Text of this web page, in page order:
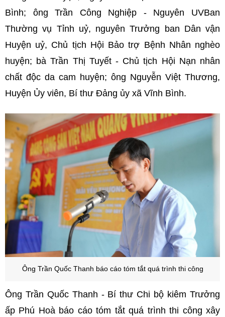
Bình; ông Trần Công Nghiệp - Nguyên UVBan
Thường vụ Tỉnh uỷ, nguyên Trưởng ban Dân vận
Huyện uỷ, Chủ tịch Hội Bảo trợ Bệnh Nhân nghèo
huyện; bà Trần Thị Tuyết - Chủ tịch Hội Nạn nhân
chất độc da cam huyện; ông Nguyễn Việt Thương,
Huyện Ủy viên, Bí thư Đảng ủy xã Vĩnh Bình.
Ông Trần Quốc Thanh báo cáo tóm tắt quá trình thi công
Ông Trần Quốc Thanh - Bí thư Chi bộ kiêm Trưởng
ấp Phú Hoà báo cáo tóm tắt quá trình thi công xây